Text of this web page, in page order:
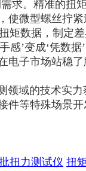
求。精准的扭
使微型螺丝拧
矩数据，制定
感’变成‘凭数据
电子市场站稳
域的技术实力
件等特殊场景
扭力测试仪 扭